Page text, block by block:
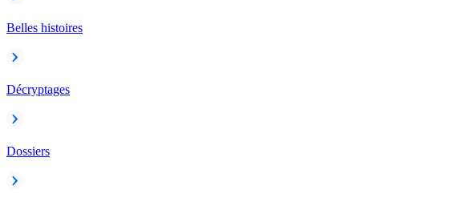
Belles histoires
Décryptages
Dossiers